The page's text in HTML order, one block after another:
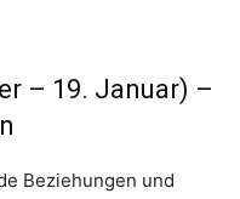
– 19. Januar) –
Beziehungen und